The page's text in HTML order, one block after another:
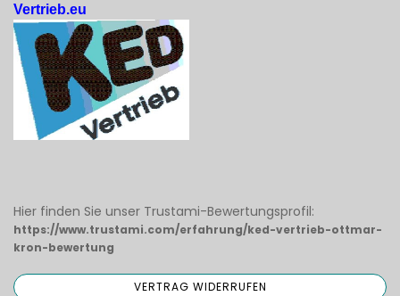
Vertrieb.eu
Hier finden Sie unser Trustami-Bewertungsprofil:
https://www.trustami.com/erfahrung/ked-vertrieb-ottmar-
kron-bewertung